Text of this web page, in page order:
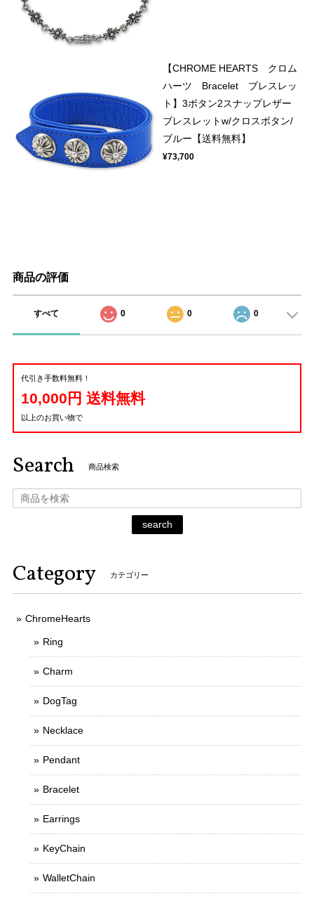
【CHROME HEARTS クロム
ハーツ Bracelet ブレスレッ
ト】3ボタン2スナップレザー
ブレスレットw/クロスボタン/
ブルー【送料無料】
¥73,700
商品の評価
すべて 0 0 0
代引き手数料無料！
10,000円 送料無料
以上のお買い物で
Search 商品検索
search
Category カテゴリー
ChromeHearts
Ring
Charm
DogTag
Necklace
Pendant
Bracelet
Earrings
KeyChain
WalletChain